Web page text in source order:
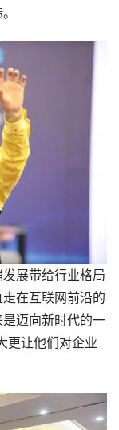
展带给行业格局
在互联网前沿的
迈向新时代的一
更让他们对企业